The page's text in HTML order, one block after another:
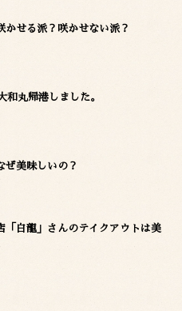
かせる派？咲かせない派？
和丸帰港しました。
ぜ美味しいの？
「白龍」さんのテイクアウトは美